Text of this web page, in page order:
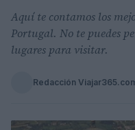
Aquí te contamos los
Portugal. No te puedes
lugares para visitar.
Redacción